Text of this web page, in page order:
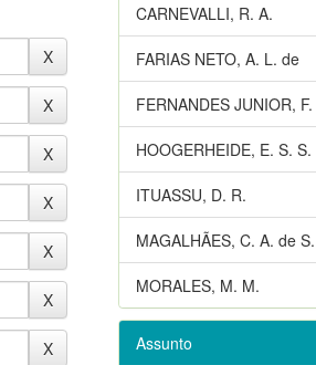
CARNEVALLI, R. A.
FARIAS NETO, A. L. de
FERNANDES JUNIOR, F.
HOOGERHEIDE, E. S. S.
ITUASSU, D. R.
MAGALHÃES, C. A. de S.
MORALES, M. M.
Assunto